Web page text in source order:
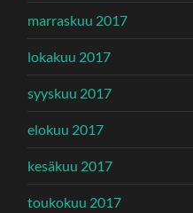
marraskuu 2017
lokakuu 2017
syyskuu 2017
elokuu 2017
kesäkuu 2017
toukokuu 2017